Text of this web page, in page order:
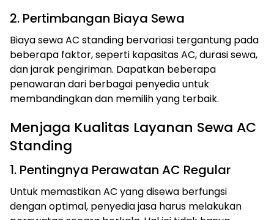
2. Pertimbangan Biaya Sewa
Biaya sewa AC standing bervariasi tergantung pada
beberapa faktor, seperti kapasitas AC, durasi sewa,
dan jarak pengiriman. Dapatkan beberapa
penawaran dari berbagai penyedia untuk
membandingkan dan memilih yang terbaik.
Menjaga Kualitas Layanan Sewa AC
Standing
1. Pentingnya Perawatan AC Regular
Untuk memastikan AC yang disewa berfungsi
dengan optimal, penyedia jasa harus melakukan